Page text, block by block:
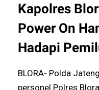
Kapolres
Power On
Hadapi
BLORA- Polda
personel Polres